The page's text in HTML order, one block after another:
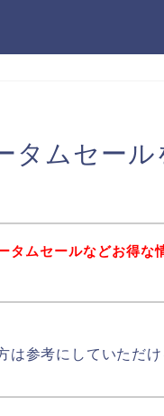
タムセー
タムセールなどお得な
参考にしていただけ